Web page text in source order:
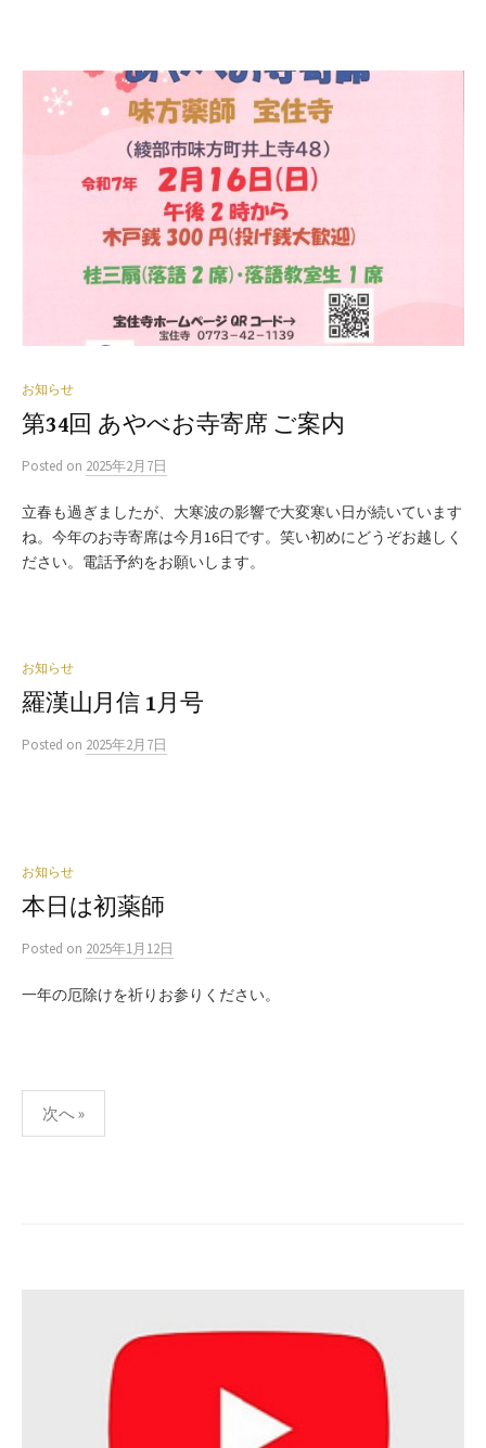
お知らせ
第34回 あやべお寺寄席 ご案内
Posted on 2025年2月7日
立春も過ぎましたが、大寒波の影響で大変寒い日が続いています
ね。今年のお寺寄席は今月16日です。笑い初めにどうぞお越しく
ださい。電話予約をお願いします。
お知らせ
羅漢山月信 1月号
Posted on 2025年2月7日
お知らせ
本日は初薬師
Posted on 2025年1月12日
一年の厄除けを祈りお参りください。
投
稿
次へ »